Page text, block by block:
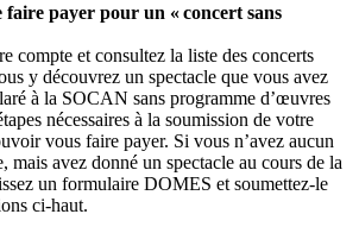
faire payer pour un « concert sans
compte et consultez la liste des concerts
y découvrez un spectacle que vous avez
à la SOCAN sans programme d’œuvres
nécessaires à la soumission de votre
vous faire payer. Si vous n’avez aucun
mais avez donné un spectacle au cours de la
un formulaire DOMES et soumettez-le
ci-haut.